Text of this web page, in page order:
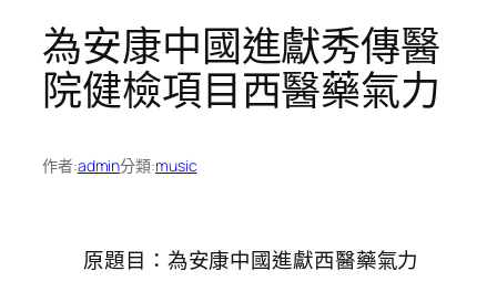
為安康中國進獻秀傳醫
院健檢項目西醫藥氣力
作者:admin分類:music
原題目：為安康中國進獻西醫藥氣力